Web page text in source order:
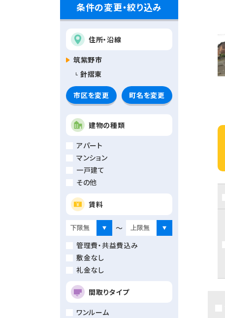
条件の変更・絞り込み
住所・沿線
筑紫野市
針摺東
市区を変更 町名を変更
建物の種類
アパート
マンション
一戸建て
その他
賃料
～
管理費・共益費込み
敷金なし
礼金なし
間取りタイプ
ワンルーム